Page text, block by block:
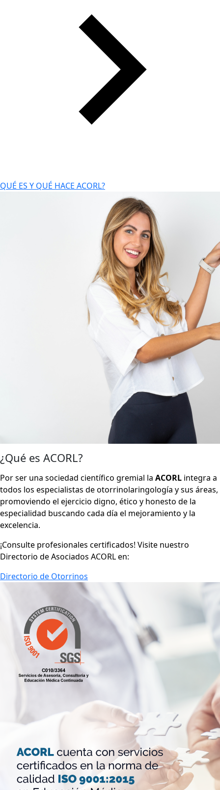
QUÉ ES Y QUÉ HACE ACORL?
¿Qué es ACORL?
Por ser una sociedad científico gremial la ACORL integra a
todos los especialistas de otorrinolaringología y sus áreas,
promoviendo el ejercicio digno, ético y honesto de la
especialidad buscando cada día el mejoramiento y la
excelencia.
¡Consulte profesionales certificados! Visite nuestro
Directorio de Asociados ACORL en:
Directorio de Otorrinos